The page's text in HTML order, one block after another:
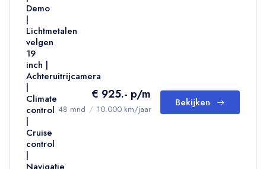
Demo
|
Lichtmetalen
velgen
19
inch |
Achteruitrijcamera
|
Climate
control
|
Cruise
control
|
€ 925.- p/m
48 mnd / 10.000 km/jaar
Bekijken